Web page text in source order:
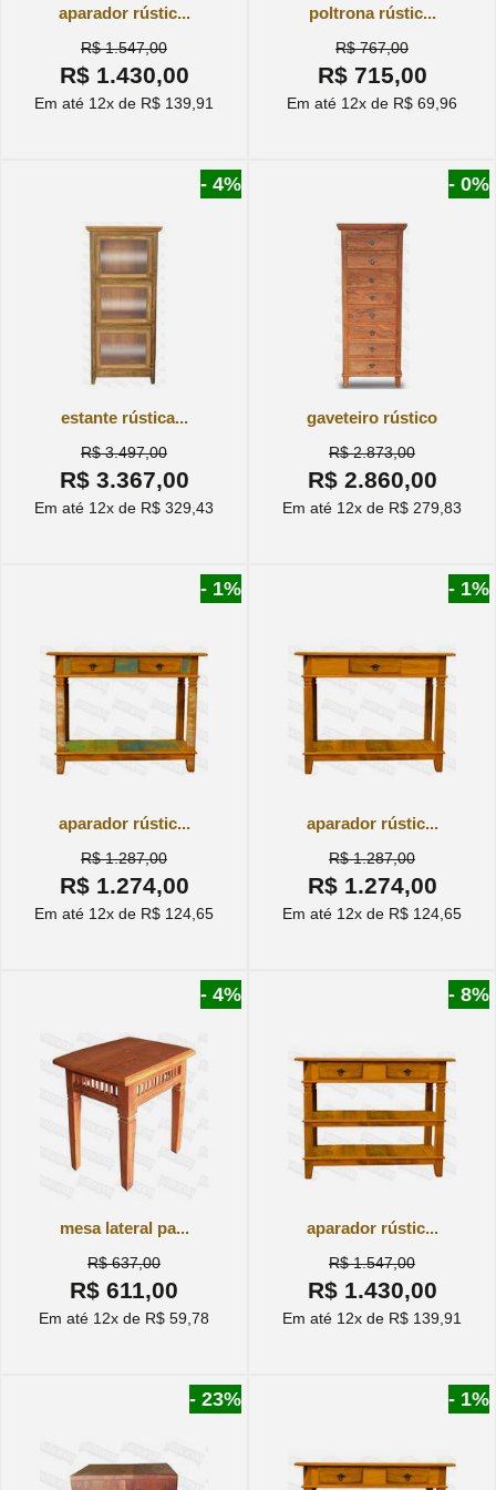
aparador rústic...
R$ 1.547,00
R$ 1.430,00
Em até 12x de R$ 139,91
poltrona rústic...
R$ 767,00
R$ 715,00
Em até 12x de R$ 69,96
estante rústica...
R$ 3.497,00
R$ 3.367,00
Em até 12x de R$ 329,43
- 4%
gaveteiro rústico
R$ 2.873,00
R$ 2.860,00
Em até 12x de R$ 279,83
- 0%
aparador rústic...
R$ 1.287,00
R$ 1.274,00
Em até 12x de R$ 124,65
- 1%
aparador rústic...
R$ 1.287,00
R$ 1.274,00
Em até 12x de R$ 124,65
- 1%
mesa lateral pa...
R$ 637,00
R$ 611,00
Em até 12x de R$ 59,78
- 4%
aparador rústic...
R$ 1.547,00
R$ 1.430,00
Em até 12x de R$ 139,91
- 8%
- 23% - 1%